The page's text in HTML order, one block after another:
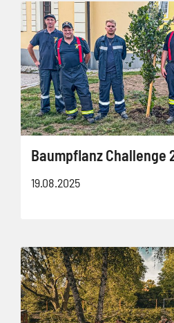
Baumpflanz Challenge
19.08.2025